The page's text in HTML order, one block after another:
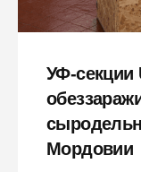
УФ-секции
Мордовии